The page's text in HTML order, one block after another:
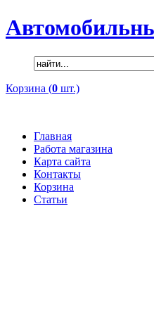
Корзина (0 шт.)
Главная
Работа магазина
Карта сайта
Контакты
Корзина
Статьи